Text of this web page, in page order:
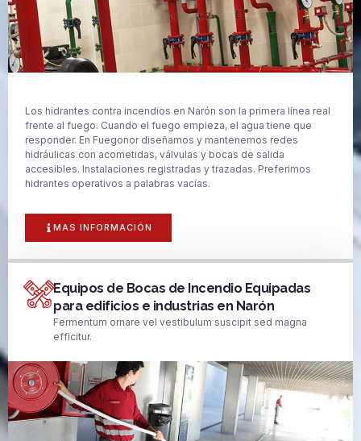
Los hidrantes contra incendios en Narón son la primera línea real
frente al fuego. Cuando el fuego empieza, el agua tiene que
responder. En Fuegonor diseñamos y mantenemos redes
hidráulicas con acometidas, válvulas y bocas de salida
accesibles. Instalaciones registradas y trazadas. Preferimos
hidrantes operativos a palabras vacías.
MAS INFORMACIÓN
Equipos de Bocas de Incendio Equipadas
para edificios e industrias en Narón
Fermentum ornare vel vestibulum suscipit sed magna
efficitur.